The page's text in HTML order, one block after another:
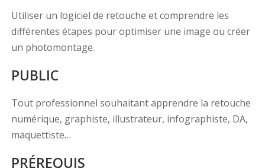
Utiliser un logiciel de retouche et comprendre les
différentes étapes pour optimiser une image ou créer
un photomontage.
PUBLIC
Tout professionnel souhaitant apprendre la retouche
numérique, graphiste, illustrateur, infographiste, DA,
maquettiste…
PRÉREQUIS